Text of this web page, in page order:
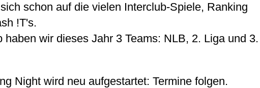
schon auf die vielen Interclub-Spiele, Ranking
!T's.
haben wir dieses Jahr 3 Teams: NLB, 2. Liga und 3.
Night wird neu aufgestartet: Termine folgen.